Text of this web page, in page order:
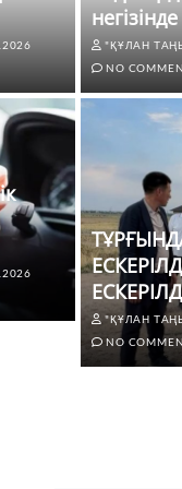
NO COMMENTS
"ҚҰЛАН
NO
"ҚҰЛАН
NO